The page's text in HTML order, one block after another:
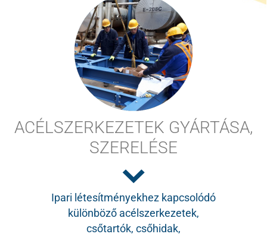
ACÉLSZERKEZETEK GYÁRTÁSA,
SZERELÉSE
Ipari létesítményekhez kapcsolódó
különböző acélszerkezetek,
csőtartók, csőhidak,